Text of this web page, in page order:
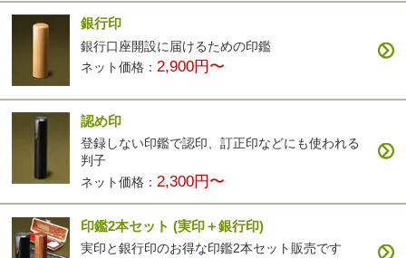
銀行印
銀行口座開設に届けるための印鑑
ネット価格： 2,900円〜
認め印
登録しない印鑑で認印、訂正印などにも使われる
判子
ネット価格： 2,300円〜
印鑑2本セット(実印＋銀行印)
実印と銀行印のお得な印鑑2本セット販売です